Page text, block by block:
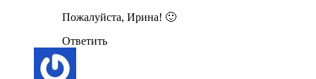
Пожалуйста, Ирина! 🙂
Ответить